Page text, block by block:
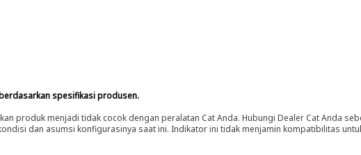
spesifikasi produsen.
produk menjadi tidak cocok dengan peralatan Cat Anda. Hubungi Dealer Cat Anda
dan asumsi konfigurasinya saat ini. Indikator ini tidak menjamin kompatibilitas